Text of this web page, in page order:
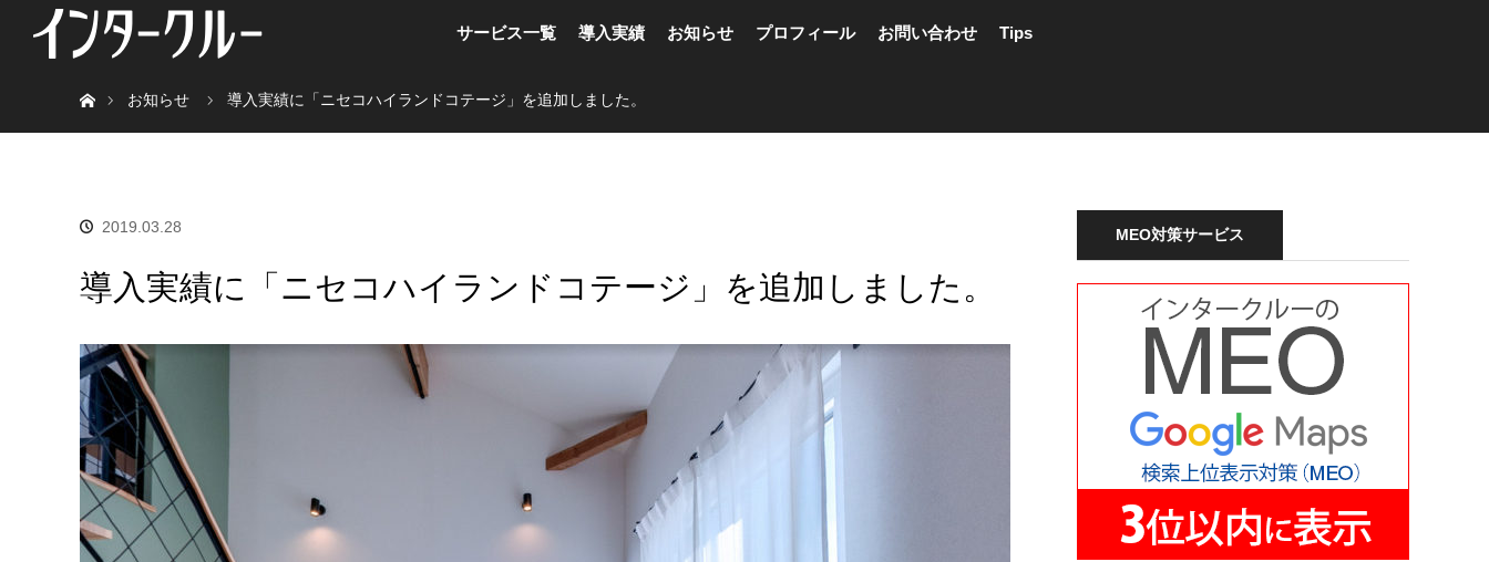
サービス一覧 導入実績 お知らせ プロフィール お問い合わせ Tips
お知らせ
導入実績に「ニセコハイランドコテージ」を追加しました。
2019.03.28
導入実績に「ニセコハイランドコテージ」を追加しました。
MEO対策サービス